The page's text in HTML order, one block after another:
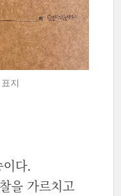
지
다.
을 가르치고